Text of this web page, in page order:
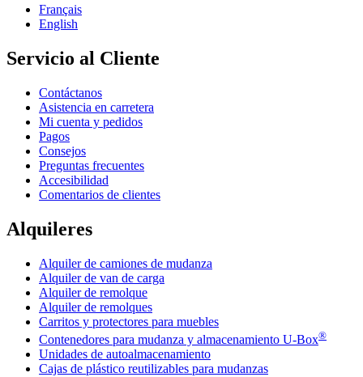
Français
English
Servicio al Cliente
Contáctanos
Asistencia en carretera
Mi cuenta y pedidos
Pagos
Consejos
Preguntas frecuentes
Accesibilidad
Comentarios de clientes
Alquileres
Alquiler de camiones de mudanza
Alquiler de van de carga
Alquiler de remolque
Alquiler de remolques
Carritos y protectores para muebles
Contenedores para mudanza y almacenamiento U-Box®
Unidades de autoalmacenamiento
Cajas de plástico reutilizables para mudanzas